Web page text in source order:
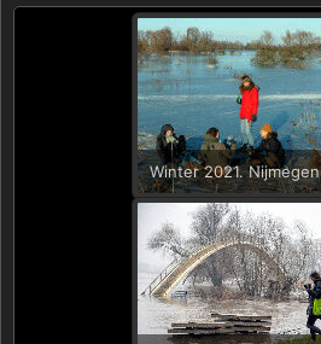
Winter 2021. Nijmegen